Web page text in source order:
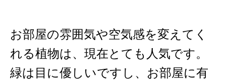
お部屋の雰囲気や空気感を変えてく
れる植物は、現在とても人気です。
緑は目に優しいですし、お部屋に有